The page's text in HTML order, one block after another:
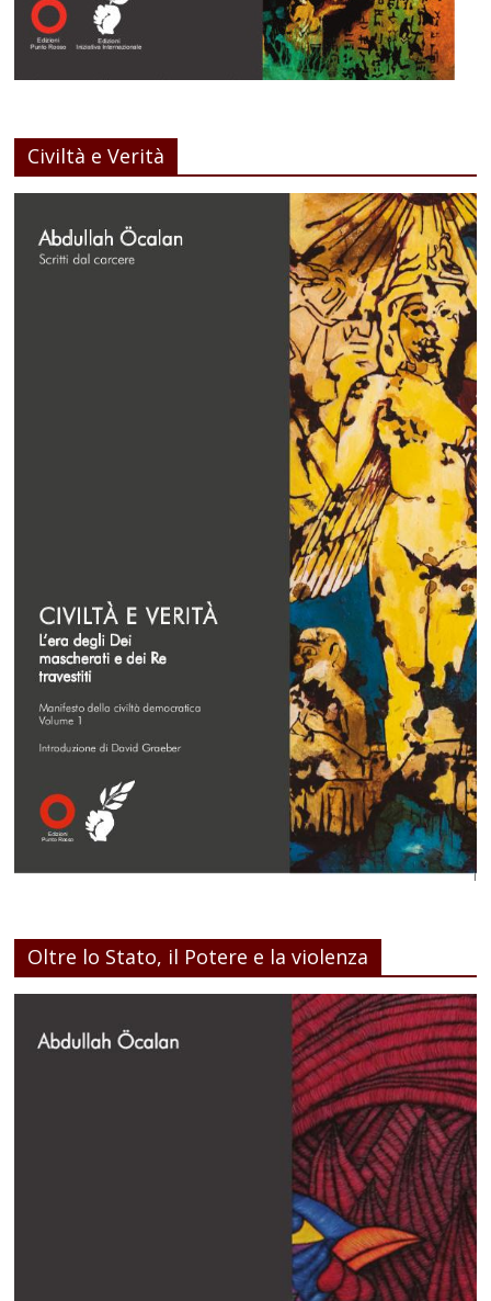
Civiltà e Verità
Oltre lo Stato, il Potere e la violenza